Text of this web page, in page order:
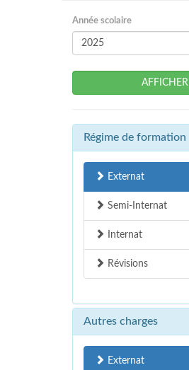
Année scolaire
AFFICHER
Régime de formation
Externat
Semi-Internat
Internat
Révisions
Autres charges
Externat